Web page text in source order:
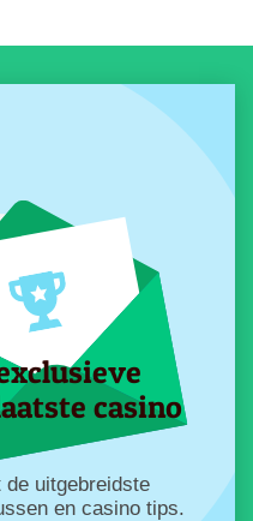
casino
uitgebreidste
en casino tips.